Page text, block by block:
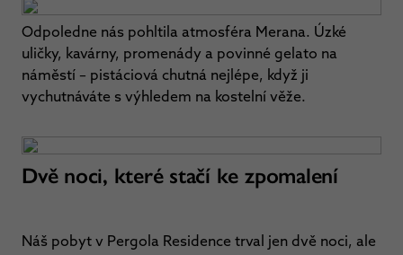
Odpoledne nás pohltila atmosféra Merana. Úzké
uličky, kavárny, promenády a povinné gelato na
náměstí – pistáciová chutná nejlépe, když ji
vychutnáváte s výhledem na kostelní věže.
Dvě noci, které stačí ke zpomalení
Náš pobyt v Pergola Residence trval jen dvě noci, ale